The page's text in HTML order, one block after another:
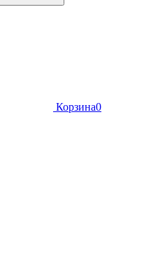
Корзина0